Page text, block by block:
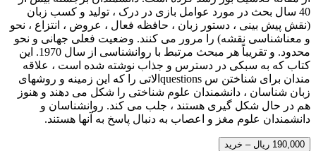
40 سال بحث در مورد عوامل بازی در درک ، تولید و کسب زبان
(نقش پیش بینی ، دستور زبان ، حافظه فعال ، عروض ، انتزاع ، نحو
و معناشناسی نقشه) را مرور می کنند. وضعیت فعلی جهانی و نحو
محدود. و تقریباً هر مبحث مرتبط با روانشناسی از سال 1970. این
كتاب كه به سبكی در دسترس و جذاب نوشته شده است ، علاقه
مندان برای شناختن س questionsالاتی را كه این زمینه و روشهای
زبان شناسان ، دانشمندان علوم شناختی را شکل می دهند و هنوز
هم در حال شکل گیری هستند ، جلب می کند. روانشناسان و
دانشمندان علوم مغز و اعصاب به دنبال پاسخ به آنها هستند.
190,000 ریال – خرید